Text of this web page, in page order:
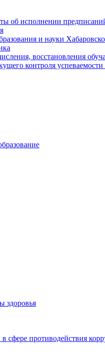
об исполнении
и науки
восстановления
контроля
здоровья
сфере противодействия